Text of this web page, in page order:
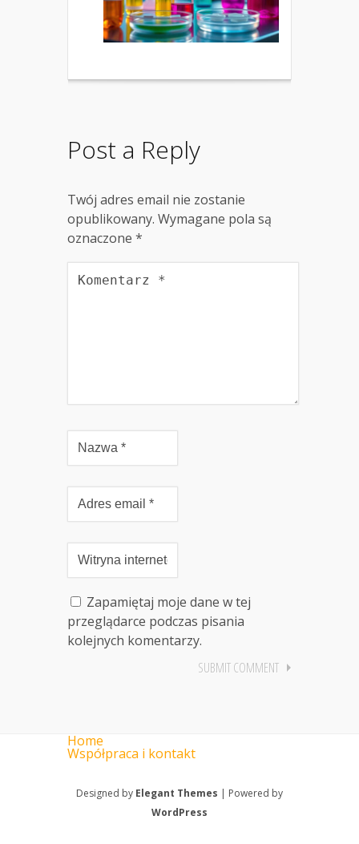
Post a Reply
Twój adres email nie zostanie
opublikowany. Wymagane pola są
oznaczone *
Zapamiętaj moje dane w tej
przeglądarce podczas pisania
kolejnych komentarzy.
Home
Współpraca i kontakt
Designed by Elegant Themes | Powered by
WordPress